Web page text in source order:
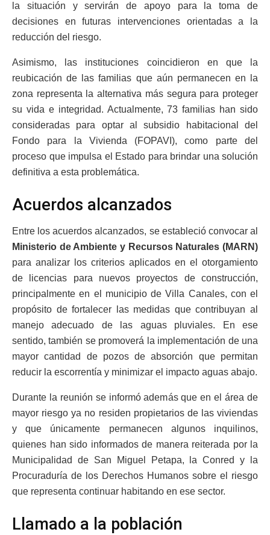
la situación y servirán de apoyo para la toma de
decisiones en futuras intervenciones orientadas a la
reducción del riesgo.
Asimismo, las instituciones coincidieron en que la
reubicación de las familias que aún permanecen en la
zona representa la alternativa más segura para proteger
su vida e integridad. Actualmente, 73 familias han sido
consideradas para optar al subsidio habitacional del
Fondo para la Vivienda (FOPAVI), como parte del
proceso que impulsa el Estado para brindar una solución
definitiva a esta problemática.
Acuerdos alcanzados
Entre los acuerdos alcanzados, se estableció convocar al
Ministerio de Ambiente y Recursos Naturales (MARN)
para analizar los criterios aplicados en el otorgamiento
de licencias para nuevos proyectos de construcción,
principalmente en el municipio de Villa Canales, con el
propósito de fortalecer las medidas que contribuyan al
manejo adecuado de las aguas pluviales. En ese
sentido, también se promoverá la implementación de una
mayor cantidad de pozos de absorción que permitan
reducir la escorrentía y minimizar el impacto aguas abajo.
Durante la reunión se informó además que en el área de
mayor riesgo ya no residen propietarios de las viviendas
y que únicamente permanecen algunos inquilinos,
quienes han sido informados de manera reiterada por la
Municipalidad de San Miguel Petapa, la Conred y la
Procuraduría de los Derechos Humanos sobre el riesgo
que representa continuar habitando en ese sector.
Llamado a la población